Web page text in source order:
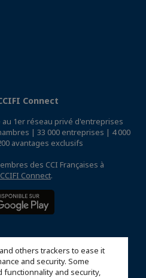
others trackers to ease it
and security. Some
and security,
Connect
1er réseau privé d'entreprises
| 33 000 entreprises | 4 000
avantages exclusifs
des CCI Françaises à
Connect.